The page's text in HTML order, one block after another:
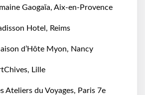
Gaogaïa, Aix-en-Provence
Hotel, Reims
d’Hôte Myon, Nancy
Lille
Ateliers du Voyages, Paris 7e